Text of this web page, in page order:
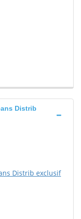
Distrib
Distrib exclusif